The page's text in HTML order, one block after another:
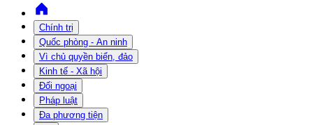
Chính trị
Quốc phòng - An ninh
Vì chủ quyền biển, đảo
Kinh tế - Xã hội
Đối ngoại
Pháp luật
Đa phương tiện